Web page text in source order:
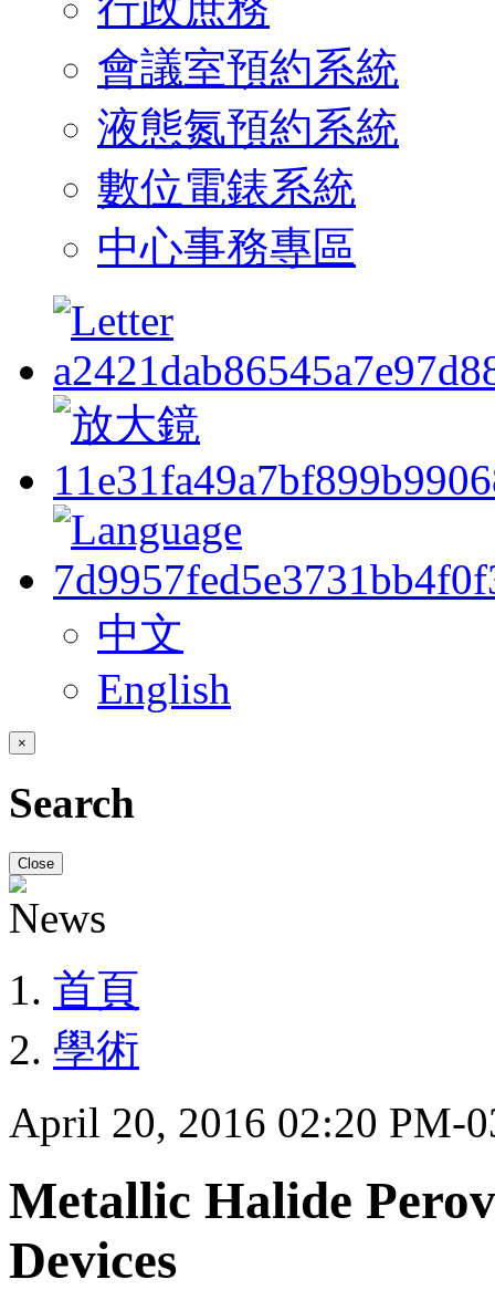
會議室預約系統
液態氮預約系統
數位電錶系統
中心事務專區
中文
English
×
Search
Close
首頁
學術
April 20, 2016 02:20 PM-
Metallic Halide
Devices